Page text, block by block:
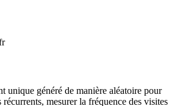
unique généré de manière aléatoire pour
mesurer la fréquence des visites